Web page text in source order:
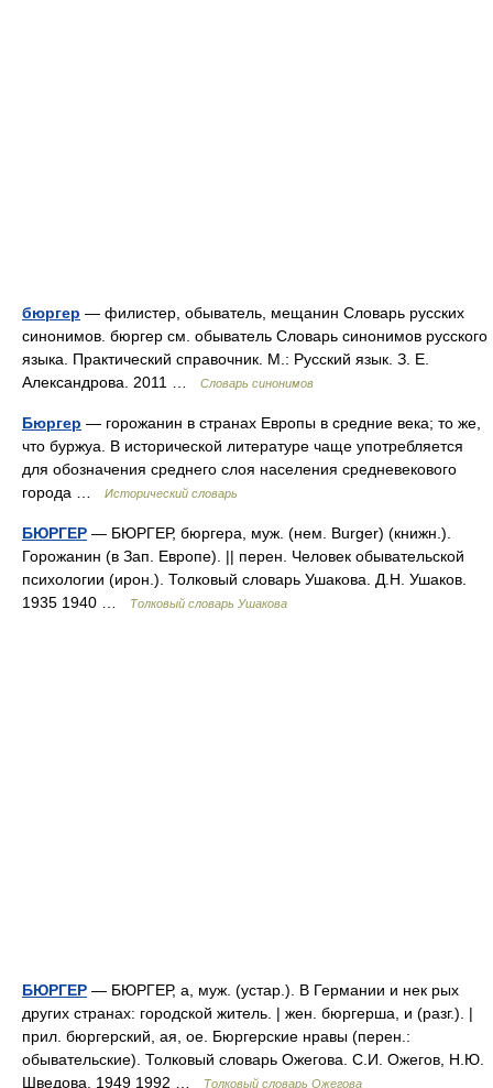
бюргер — филистер, обыватель, мещанин Словарь русских
синонимов. бюргер см. обыватель Словарь синонимов русского
языка. Практический справочник. М.: Русский язык. З. Е.
Александрова. 2011 …
Словарь синонимов
Бюргер — горожанин в странах Европы в средние века; то же,
что буржуа. В исторической литературе чаще употребляется
для обозначения среднего слоя населения средневекового
города …
Исторический словарь
БЮРГЕР — БЮРГЕР, бюргера, муж. (нем. Burger) (книжн.).
Горожанин (в Зап. Европе). || перен. Человек обывательской
психологии (ирон.). Толковый словарь Ушакова. Д.Н. Ушаков.
1935 1940 …
Толковый словарь Ушакова
БЮРГЕР — БЮРГЕР, а, муж. (устар.). В Германии и нек рых
других странах: городской житель. | жен. бюргерша, и (разг.). |
прил. бюргерский, ая, ое. Бюргерские нравы (перен.:
обывательские). Толковый словарь Ожегова. С.И. Ожегов, Н.Ю.
Шведова. 1949 1992 …
Толковый словарь Ожегова